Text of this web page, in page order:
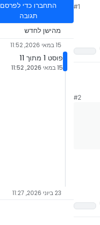
#1
#2
התחברו כדי לפרסם
תגובה
מהישן לחדש
15 במאי 2026, 11:52
פוסט 1 מתוך 11
15 במאי 2026, 11:52
23 ביוני 2026, 11:27